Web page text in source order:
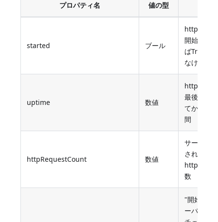
プロパティ名 値の型
started ブール
httpサー
開始され
ばTrue、
なければ
uptime 数値
httpサー
最後に開
てからの
間
httpRequestCount 数値
サーバー
されてか
httpヒッ
数
"開始時に
ーバーを